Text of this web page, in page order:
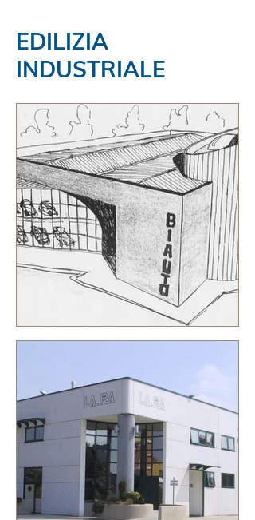
EDILIZIA
INDUSTRIALE